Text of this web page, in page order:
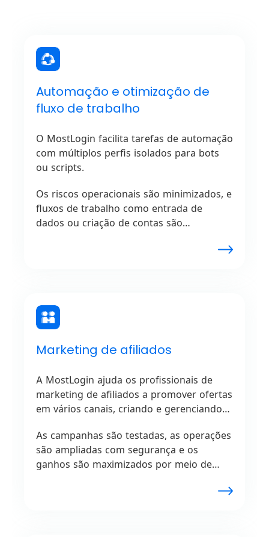
Automação e otimização de
fluxo de trabalho
O MostLogin facilita tarefas de automação
com múltiplos perfis isolados para bots
ou scripts.
Os riscos operacionais são minimizados, e
fluxos de trabalho como entrada de
dados ou criação de contas são
Marketing de afiliados
A MostLogin ajuda os profissionais de
marketing de afiliados a promover ofertas
em vários canais, criando e gerenciando
As campanhas são testadas, as operações
são ampliadas com segurança e os
ganhos são maximizados por meio de
garantindo um desempenho fluido sem